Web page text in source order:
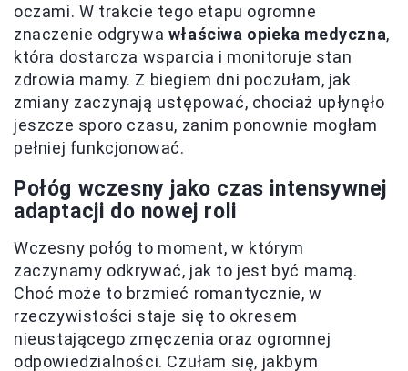
oczami. W trakcie tego etapu ogromne
znaczenie odgrywa właściwa opieka medyczna,
która dostarcza wsparcia i monitoruje stan
zdrowia mamy. Z biegiem dni poczułam, jak
zmiany zaczynają ustępować, chociaż upłynęło
jeszcze sporo czasu, zanim ponownie mogłam
pełniej funkcjonować.
Połóg wczesny jako czas intensywnej
adaptacji do nowej roli
Wczesny połóg to moment, w którym
zaczynamy odkrywać, jak to jest być mamą.
Choć może to brzmieć romantycznie, w
rzeczywistości staje się to okresem
nieustającego zmęczenia oraz ogromnej
odpowiedzialności. Czułam się, jakbym